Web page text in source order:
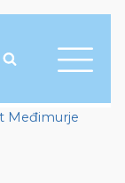
Međimurje